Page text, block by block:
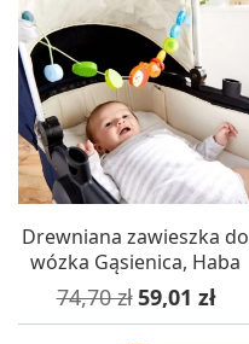
Drewniana zawieszka do
wózka Gąsienica, Haba
Cena podstawowa
74,70 zł Cena
59,01 zł